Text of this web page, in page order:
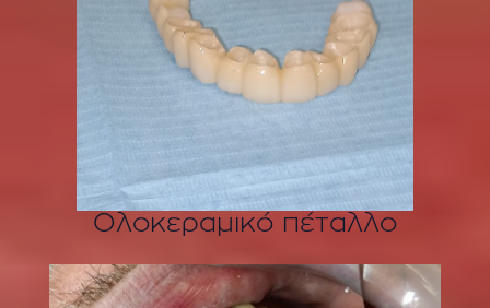
Ολοκεραμικό πέταλλο